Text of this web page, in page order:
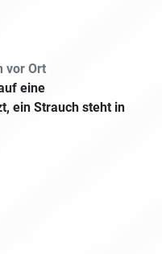
vor Ort
eine
ein Strauch steht in